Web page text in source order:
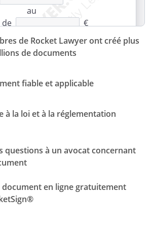
de Rocket Lawyer ont créé plus
de documents
fiable et applicable
à la loi et à la réglementation
questions à un avocat concernant
document en ligne gratuitement
au
de
€
Siège social :